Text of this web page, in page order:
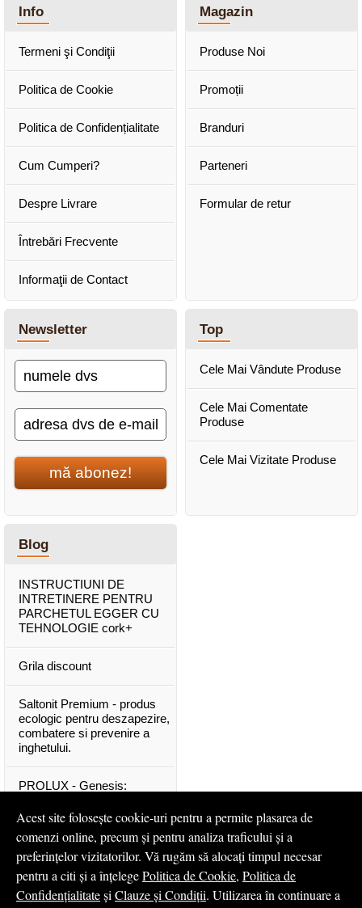
Info
Termeni şi Condiţii
Politica de Cookie
Politica de Confidențialitate
Cum Cumperi?
Despre Livrare
Întrebări Frecvente
Informaţii de Contact
Magazin
Produse Noi
Promoții
Branduri
Parteneri
Formular de retur
Newsletter
mă abonez!
Top
Cele Mai Vândute Produse
Cele Mai Comentate
Produse
Cele Mai Vizitate Produse
Blog
INSTRUCTIUNI DE
INTRETINERE PENTRU
PARCHETUL EGGER CU
TEHNOLOGIE cork+
Grila discount
Saltonit Premium - produs
ecologic pentru deszapezire,
combatere si prevenire a
inghetului.
PROLUX - Genesis:
calitate superioara
Mascota PROLUX Genesis
...toate articolele & ştirile
Acest site folosește cookie-uri pentru a permite plasarea de
comenzi online, precum și pentru analiza traficului și a
preferințelor vizitatorilor. Vă rugăm să alocați timpul necesar
pentru a citi și a înțelegePolitica de Cookie, Politica de
Confidențialitateși Clauze și Condiții. Utilizarea în continuare a